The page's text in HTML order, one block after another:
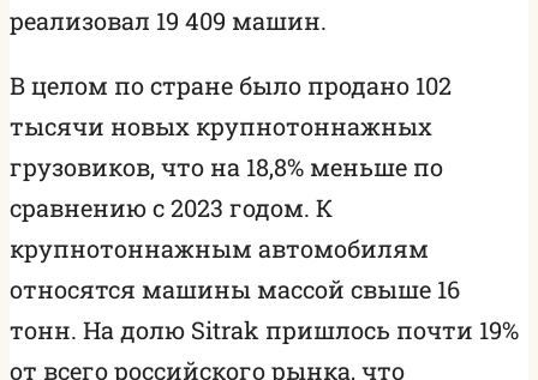
реализовал 19 409 машин.
В целом по стране было продано 102
тысячи новых крупнотоннажных
грузовиков, что на 18,8% меньше по
сравнению с 2023 годом. К
крупнотоннажным автомобилям
относятся машины массой свыше 16
тонн. На долю Sitrak пришлось почти 19%
от всего российского рынка, что